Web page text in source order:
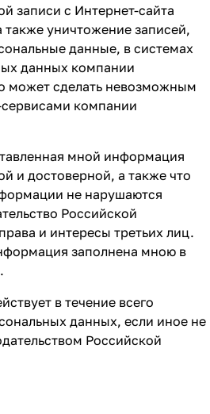
записи с Интернет-сайта
также уничтожение записей,
данные, в системах
данных компании
может сделать невозможным
сервисами компании
мной информация
и достоверной, а также что
не нарушаются
Российской
и интересы третьих лиц.
заполнена мною в
в течение всего
данных, если иное не
Российской